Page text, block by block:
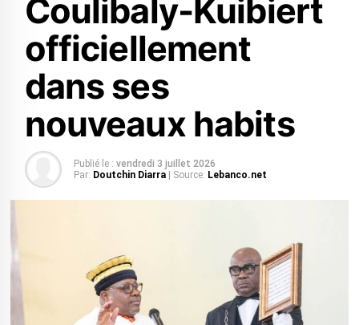
Coulibaly-Kuibiert
officiellement
dans ses
nouveaux habits
Publié le : vendredi 3 juillet 2026
Par: Doutchin Diarra | Source: Lebanco.net